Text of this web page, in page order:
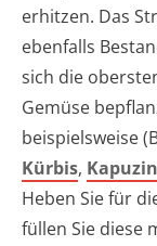
erhitzen. Das
ebenfalls
sich die
Gemüse
beispielsweise
Kürbis,
Heben Sie für
füllen Sie diese